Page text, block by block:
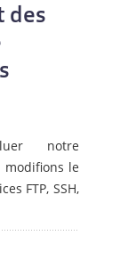
des
notre
modifions le
FTP, SSH,